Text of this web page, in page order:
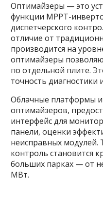
Оптимайзеры — это
функции МРРТ-
диспетчерского
отличие от
производится на
оптимайзеры
по отдельной плите.
точность диагностики
Облачные платформы
оптимайзеров,
интерфейс для
панели, оценки
неисправных
контроль становится
больших парках — от
МВт.